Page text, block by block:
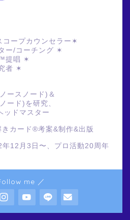
ープカウンセラー✶
ー/コーチング ✶
提唱 ✶
者 ✶
ースノード)＆
ード)を研究、
ッドマスター
カード®️考案&制作&出版
12月3日〜、プロ活動20周年
me ／